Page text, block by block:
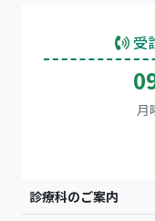
受
月
診療科のご案内